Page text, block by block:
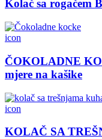
Kolač sa rogačem
icon
ČOKOLADNE
mjere na kašike
icon
KOLAČ SA